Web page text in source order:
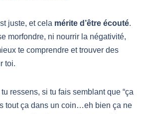
juste, et cela mérite d’être écouté.
morfondre, ni nourrir la négativité,
te comprendre et trouver des
toi.
ressens, si tu fais semblant que “ça
tout ça dans un coin…eh bien ça ne